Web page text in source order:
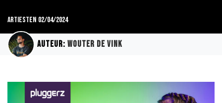
Artiesten 02/04/2024
Auteur: Wouter de Vink